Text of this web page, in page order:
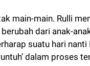
main-main. Rulli
dari anak-
suatu hari
dalam proses